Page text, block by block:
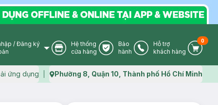
User Icon
/ Đăng ký
Store Icon
Hệ thống
cửa hàng
Warranty Icon
Bảo
hành
Phone Icon
Hỗ trợ
khách hàng
Cart
0
ứng dụng Map icon
Phường 8, Quận 10, Thành phố Hồ Chí Minh